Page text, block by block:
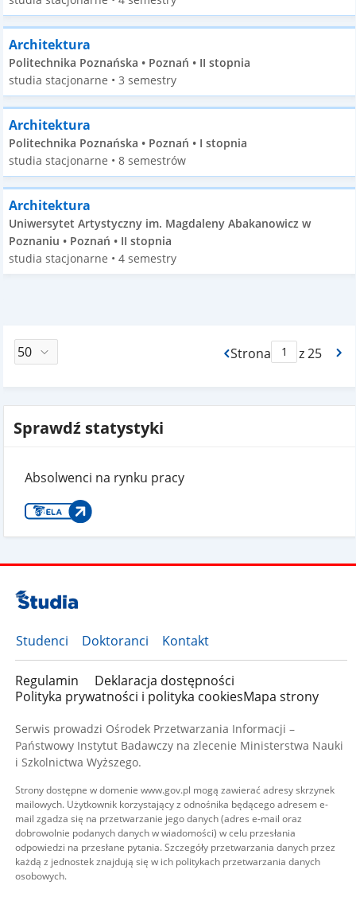
Architektura
Politechnika Poznańska • Poznań • II stopnia
studia stacjonarne • 3 semestry
Architektura
Politechnika Poznańska • Poznań • I stopnia
studia stacjonarne • 8 semestrów
Architektura
Uniwersytet Artystyczny im. Magdaleny Abakanowicz w
Poznaniu • Poznań • II stopnia
studia stacjonarne • 4 semestry
Strona
Max Stronaz 25
Sprawdź statystyki
Absolwenci na rynku pracy
Studenci Doktoranci Kontakt
Regulamin
Deklaracja dostępności
Polityka prywatności i polityka cookiesMapa strony
Serwis prowadzi Ośrodek Przetwarzania Informacji –
Państwowy Instytut Badawczy na zlecenie Ministerstwa Nauki
i Szkolnictwa Wyższego.
Strony dostępne w domenie www.gov.pl mogą zawierać adresy skrzynek
mailowych. Użytkownik korzystający z odnośnika będącego adresem e-
mail zgadza się na przetwarzanie jego danych (adres e-mail oraz
dobrowolnie podanych danych w wiadomości) w celu przesłania
odpowiedzi na przesłane pytania. Szczegóły przetwarzania danych przez
każdą z jednostek znajdują się w ich politykach przetwarzania danych
osobowych.